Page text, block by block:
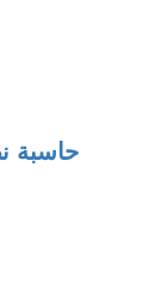
حاسبة